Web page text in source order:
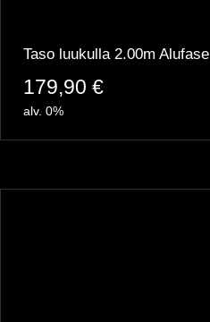
Taso luukulla 2.00m Alufase
179,90 €
alv. 0%